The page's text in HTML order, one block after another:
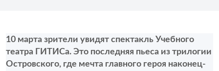
10 марта зрители увидят спектакль Учебного
театра ГИТИСа. Это последняя пьеса из трилогии
Островского, где мечта главного героя наконец-